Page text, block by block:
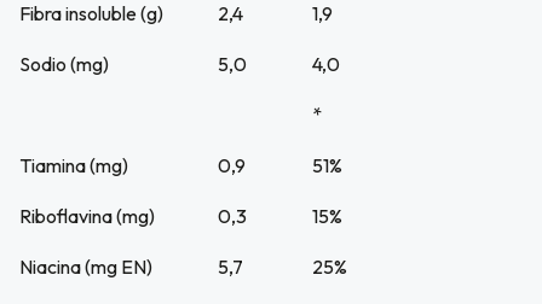
Fibra insoluble (g) 2,4 1,9
Sodio (mg) 5,0 4,0
*
Tiamina (mg) 0,9 51%
Riboflavina (mg) 0,3 15%
Niacina (mg EN) 5,7 25%